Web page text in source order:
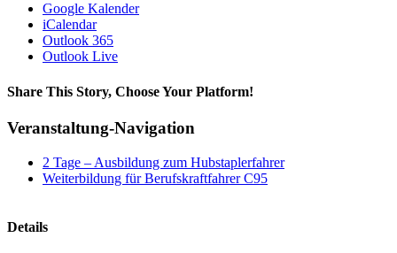
Google Kalender
iCalendar
Outlook 365
Outlook Live
Share This Story, Choose Your Platform!
Facebook
X
Reddit
LinkedIn
Tumblr
Pinterest
Vk
E-
Veranstaltung-Navigation
2 Tage – Ausbildung zum Hubstaplerfahrer
Weiterbildung für Berufskraftfahrer C95
Details